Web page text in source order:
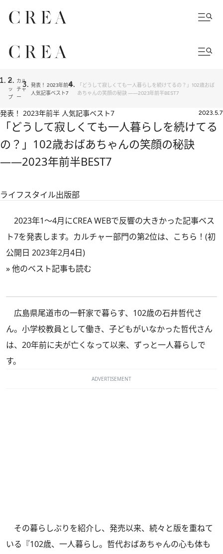
ト
ッ
プ
カル
チャ
ー
発表！ 2023年前半
人気記事ベスト7
「どうして寂しくても一人暮らしを続けてるの？」102歳おば
あちゃんの笑顔の秘訣 ――2023年前半BEST7
発表！ 2023年前半 人気記事ベスト7 2023.5.7
「どうして寂しくても一人暮らしを続けてる
の？」102歳おばあちゃんの笑顔の秘訣
――2023年前半BEST7
ライフスタイル出版部
2023年1～4月にCREA WEBで反響の大きかった記事ベス
ト7を発表します。カルチャー部門の第2位は、こちら！(初
公開日 2023年2月4日)
»他のベスト記事も読む
広島県尾道市の一軒家で暮らす、102歳の石井哲代さ
ん。小学校教員として働き、子どもがいなかった哲代さん
は、20年前に夫が亡くなって以来、ずっと一人暮らしで
す。
ADVERTISEMENT
その暮らしぶりを紹介し、発売以来、続々と版を重ねて
いる 『102歳、一人暮らし。哲代おばあちゃんの心も体も